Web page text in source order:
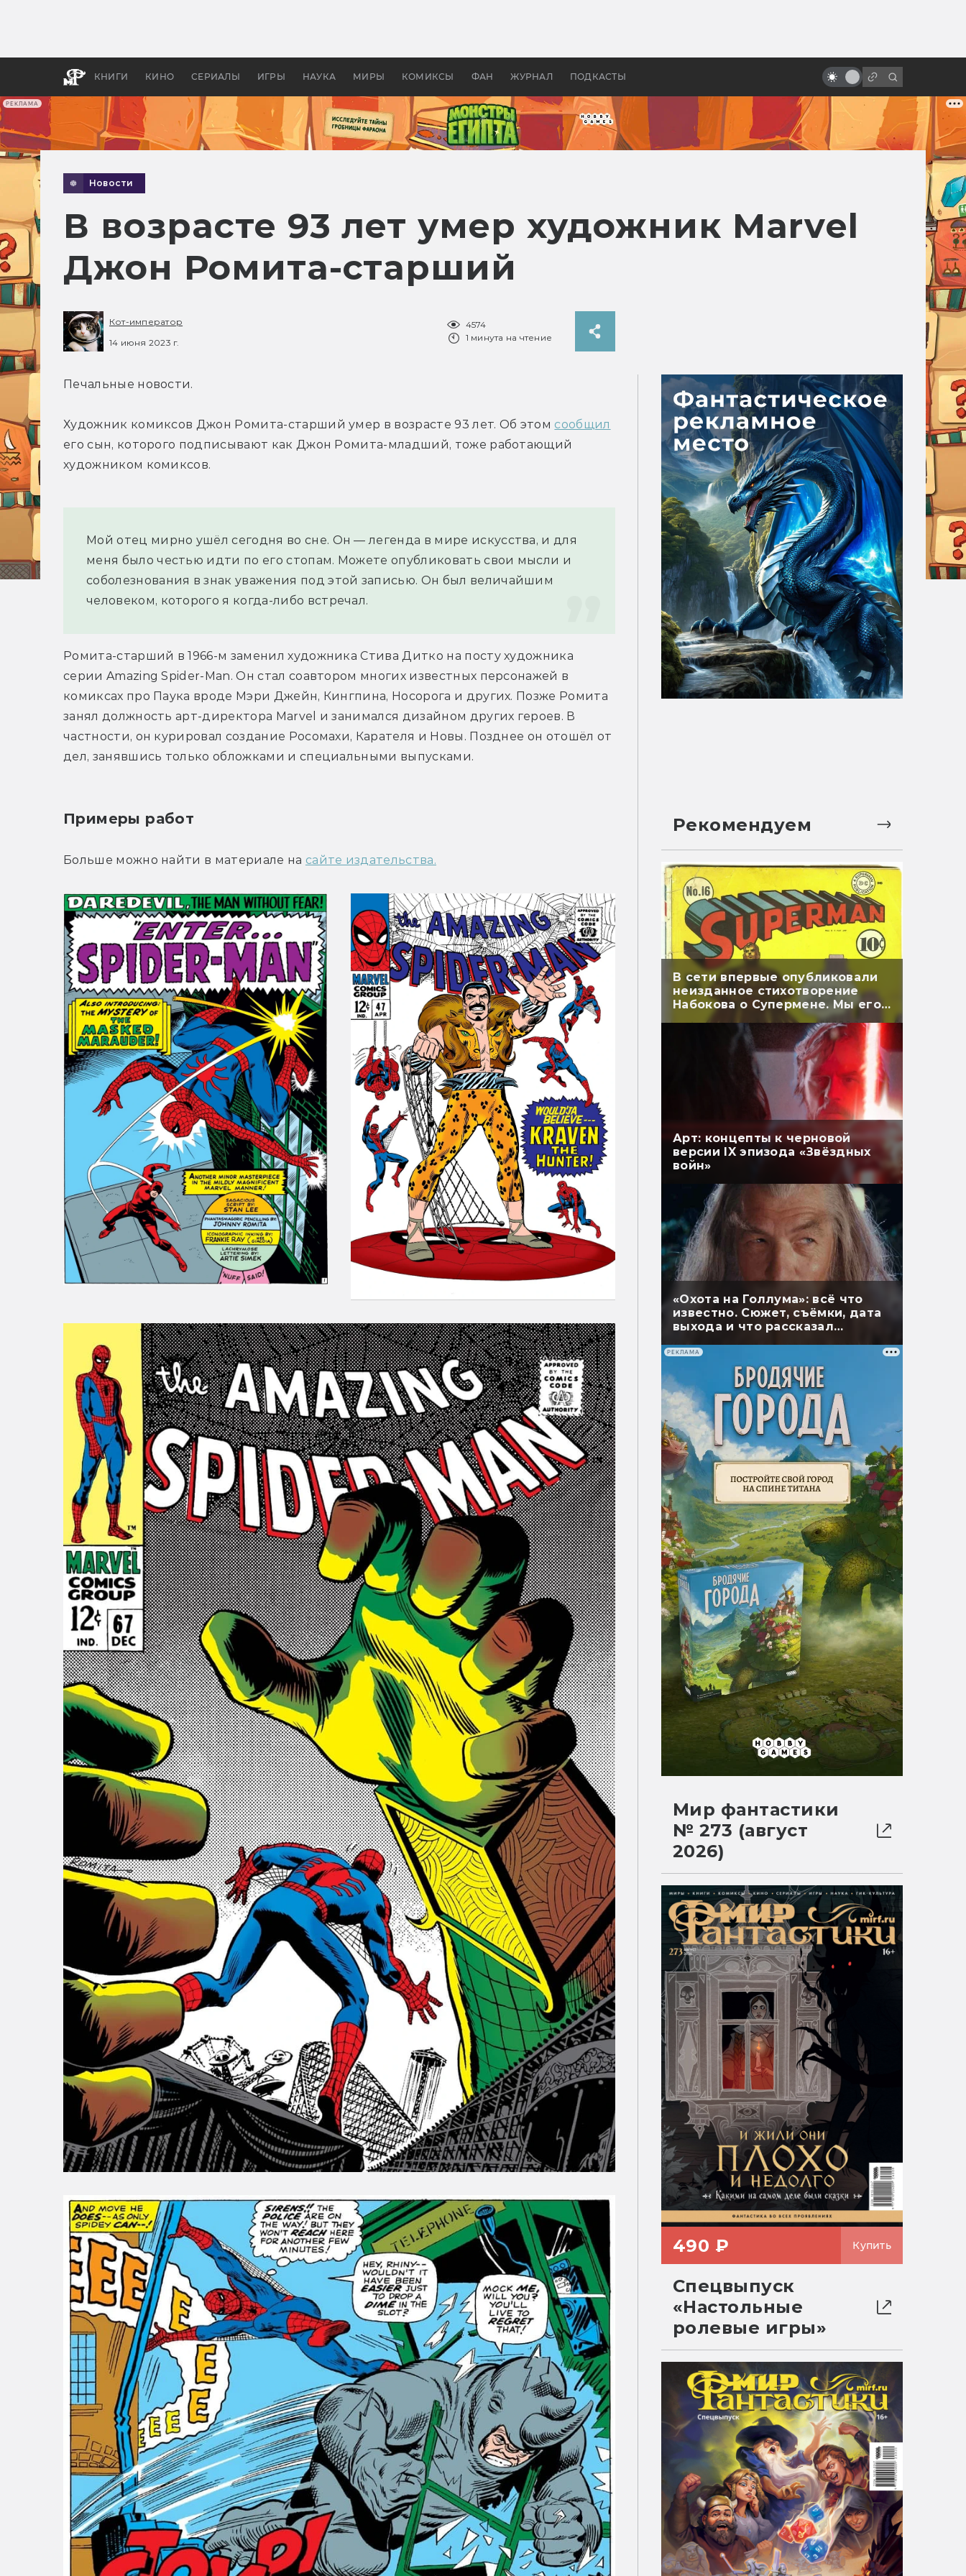
РЕКЛАМА
КНИГИ КИНО СЕРИАЛЫ ИГРЫ НАУКА МИРЫ КОМИКСЫ ФАН ЖУРНАЛ ПОДКАСТЫ
апокалипсис, в России —
бы «Властелина колец»
антиутопия про Маленького
Новости
В возрасте 93 лет умер художник Marvel
Джон Ромита-старший
Кот-император
14 июня 2023 г.
4574
1 минута на чтение
Печальные новости.
Художник комиксов Джон Ромита-старший умер в возрасте 93 лет. Об этом сообщил
его сын, которого подписывают как Джон Ромита-младший, тоже работающий
художником комиксов.
Мой отец мирно ушёл сегодня во сне. Он — легенда в мире искусства, и для
меня было честью идти по его стопам. Можете опубликовать свои мысли и
соболезнования в знак уважения под этой записью. Он был величайшим
человеком, которого я когда-либо встречал.
Ромита-старший в 1966-м заменил художника Стива Дитко на посту художника
серии Amazing Spider-Man. Он стал соавтором многих известных персонажей в
комиксах про Паука вроде Мэри Джейн, Кингпина, Носорога и других. Позже Ромита
занял должность арт-директора Marvel и занимался дизайном других героев. В
частности, он курировал создание Росомахи, Карателя и Новы. Позднее он отошёл от
дел, занявшись только обложками и специальными выпусками.
Примеры работ
Больше можно найти в материале на сайте издательства.
Рекомендуем
В сети впервые опубликовали
неизданное стихотворение
Набокова о Супермене. Мы его
перевели
Арт: концепты к черновой
версии IX эпизода «Звёздных
войн»
«Охота на Голлума»: всё что
известно. Сюжет, съёмки, дата
выхода и что рассказал
РЕКЛАМА
Мир фантастики
№ 273 (август
2026)
490 ₽ Купить
Спецвыпуск
«Настольные
ролевые игры»